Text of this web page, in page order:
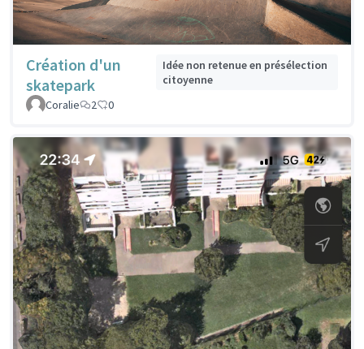
Création d'un
skatepark
Idée non retenue en présélection
citoyenne
Coralie
2 0